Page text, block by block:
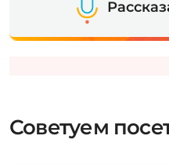
Советуем